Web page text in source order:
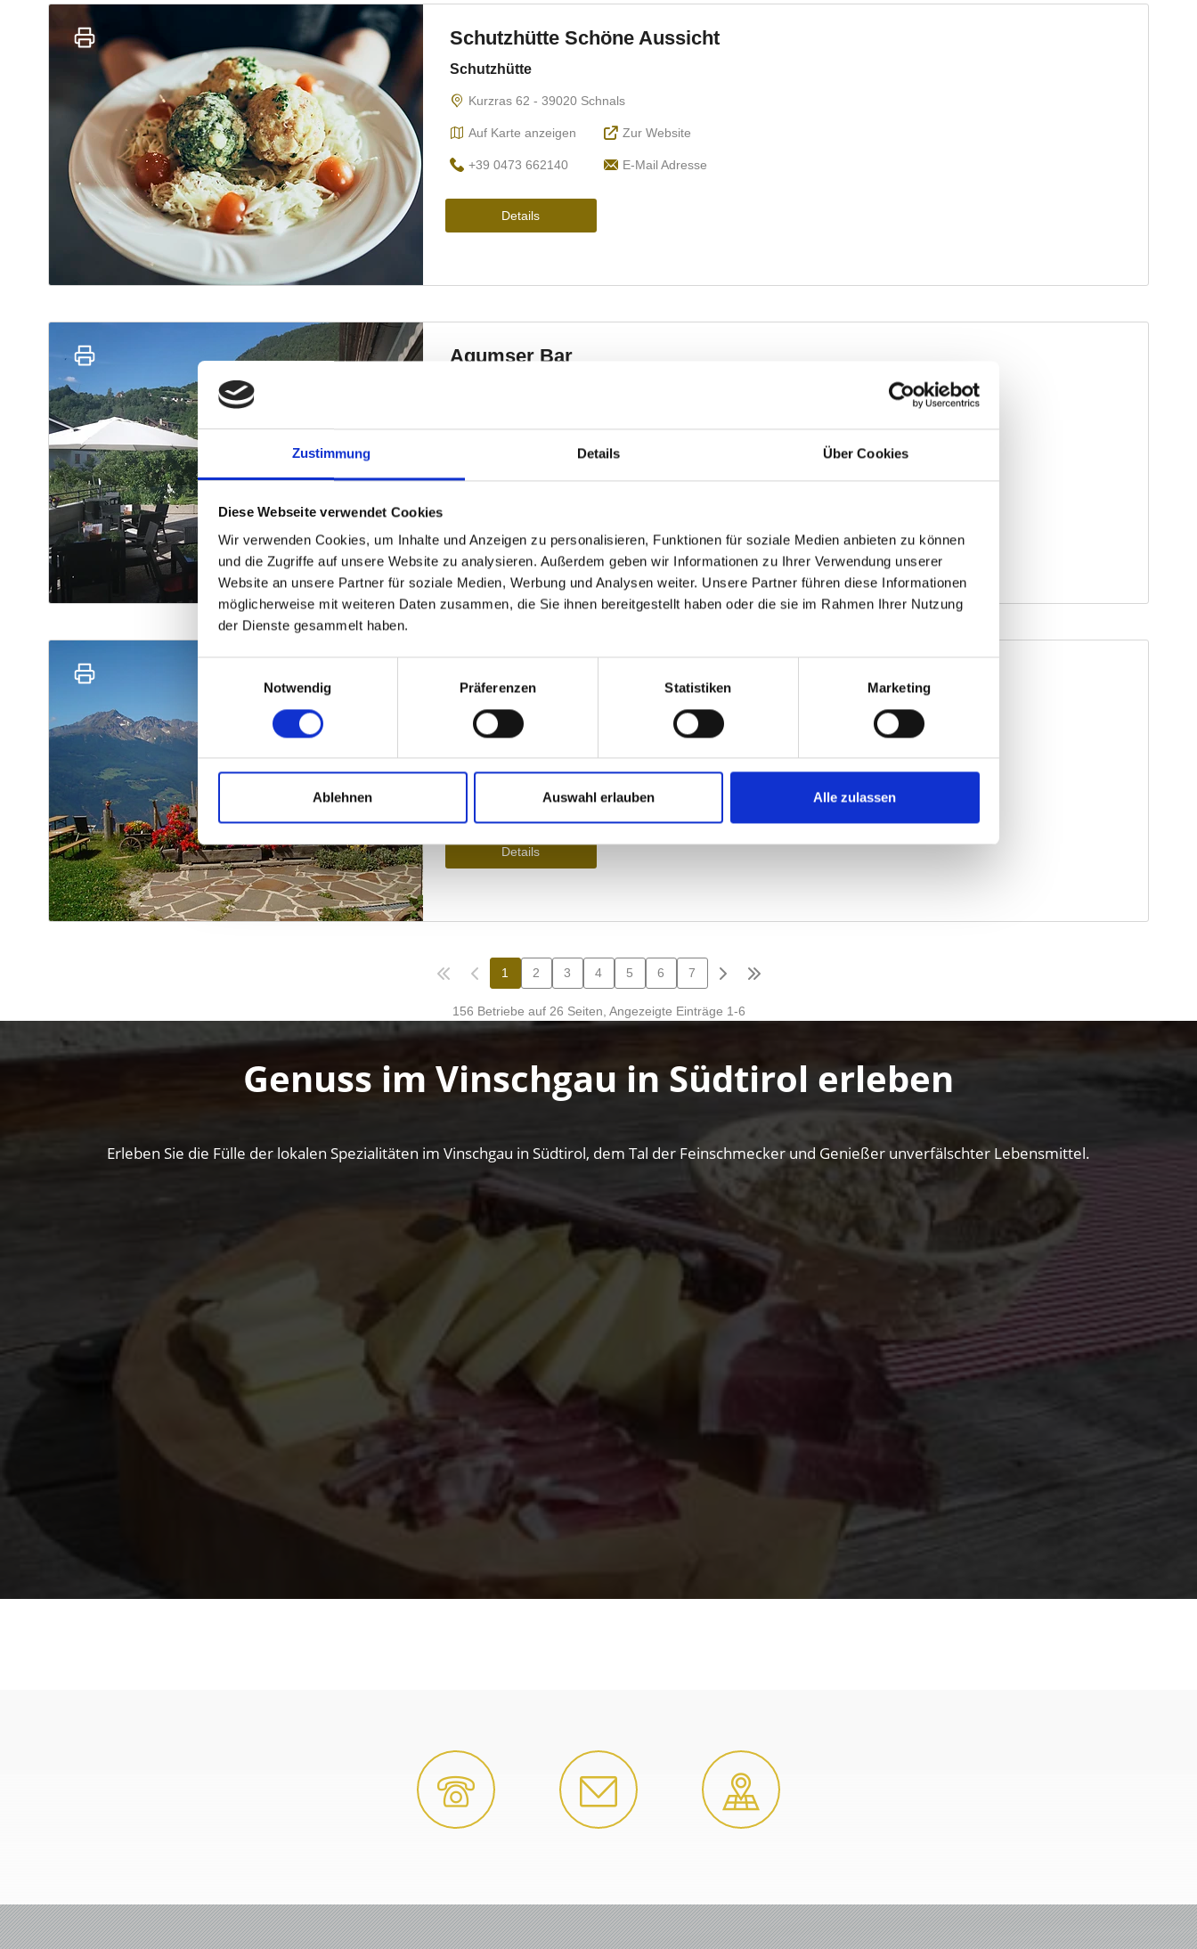
Zustimmung Details Über Cookies
Diese Webseite verwendet Cookies
Wir verwenden Cookies, um Inhalte und Anzeigen zu personalisieren, Funktionen für soziale Medien anbieten zu können
und die Zugriffe auf unsere Website zu analysieren. Außerdem geben wir Informationen zu Ihrer Verwendung unserer
Website an unsere Partner für soziale Medien, Werbung und Analysen weiter. Unsere Partner führen diese Informationen
möglicherweise mit weiteren Daten zusammen, die Sie ihnen bereitgestellt haben oder die sie im Rahmen Ihrer Nutzung
der Dienste gesammelt haben.
Notwendig
Präferenzen Statistiken Marketing
Ablehnen Auswahl erlauben Alle zulassen
Genuss im Vinschgau in Südtirol erleben
Erleben Sie die Fülle der lokalen Spezialitäten im Vinschgau in Südtirol, dem Tal der Feinschmecker und Genießer unverfälschter Lebensmittel.